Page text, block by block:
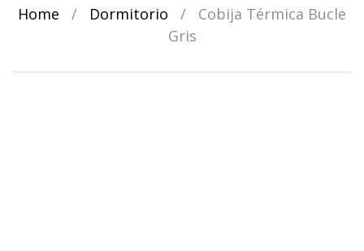
Home / Dormitorio /
Cobija Térmica Bucle
Gris